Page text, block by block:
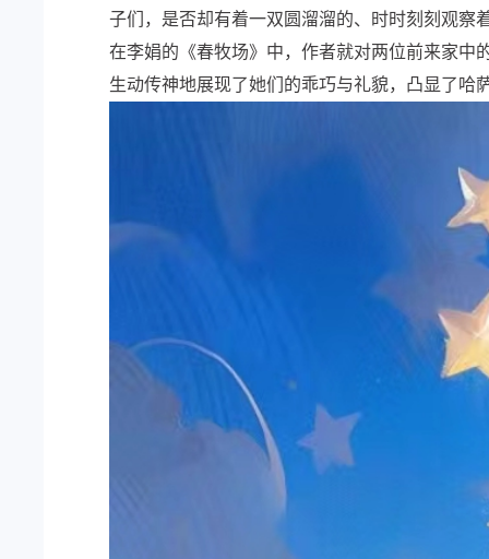
子们，是否却有着一双圆溜溜的、时时刻刻观察
在李娟的《春牧场》中，作者就对两位前来家
生动传神地展现了她们的乖巧与礼貌，凸显了哈